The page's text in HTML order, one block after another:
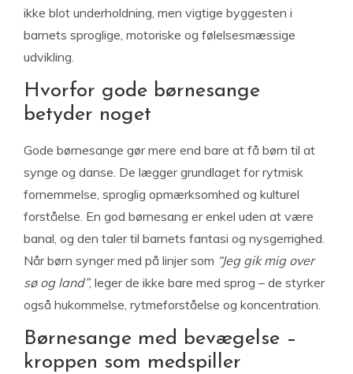
ikke blot underholdning, men vigtige byggesten i
barnets sproglige, motoriske og følelsesmæssige
udvikling.
Hvorfor gode børnesange
betyder noget
Gode børnesange gør mere end bare at få børn til at
synge og danse. De lægger grundlaget for rytmisk
fornemmelse, sproglig opmærksomhed og kulturel
forståelse. En god børnesang er enkel uden at være
banal, og den taler til barnets fantasi og nysgerrighed.
Når børn synger med på linjer som “Jeg gik mig over
sø og land”, leger de ikke bare med sprog – de styrker
også hukommelse, rytmeforståelse og koncentration.
Børnesange med bevægelse –
kroppen som medspiller